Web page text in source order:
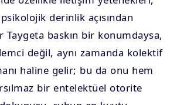
derinlik açısından
Taygeta baskın bir konumdaysa,
değil, aynı zamanda kolektif
haline gelir; bu da onu hem
bir entelektüel otorite